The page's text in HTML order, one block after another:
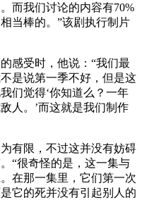
而我们讨论的内容有70%
当棒的。”该剧执行制片
感受时，他说：“我们最
是说第一季不好，但是这
们觉得‘你知道么？一年
人。’而这就是我们制作
有限，不过这并没有妨碍
“很奇怪的是，这一集与
在那一集里，它们第一次
它的死并没有引起别人的